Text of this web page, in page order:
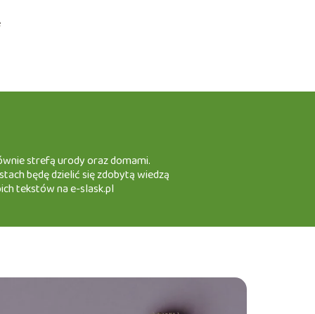
strefą urody oraz domami.
będę dzielić się zdobytą wiedzą
tekstów na e-slask.pl